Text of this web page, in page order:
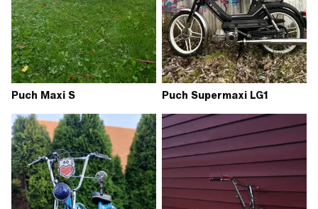
Puch Maxi S Puch Supermaxi LG1